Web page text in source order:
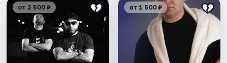
от 2 500 ₽ от 1 500 ₽